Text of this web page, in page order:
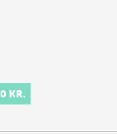
KR.